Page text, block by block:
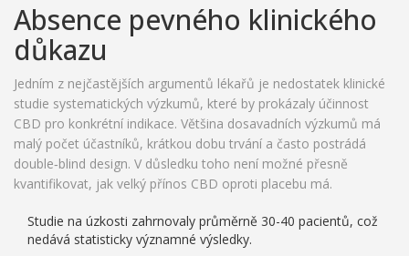
Absence pevného klinického
důkazu
Jedním z nejčastějších argumentů lékařů je nedostatek klinické
studie systematických výzkumů, které by prokázaly účinnost
CBD pro konkrétní indikace. Většina dosavadních výzkumů má
malý počet účastníků, krátkou dobu trvání a často postrádá
double‑blind design. V důsledku toho není možné přesně
kvantifikovat, jak velký přínos CBD oproti placebu má.
Studie na úzkosti zahrnovaly průměrně 30-40 pacientů, což
nedává statisticky významné výsledky.